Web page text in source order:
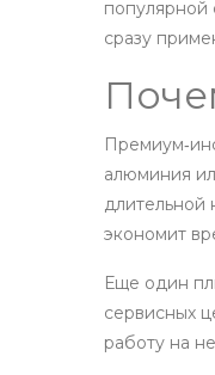
популярной
сразу
алюминия
длительной
экономит
Еще один
сервисных
работу на